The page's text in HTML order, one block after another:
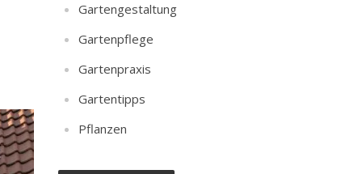
Gartengestaltung
Gartenpflege
Gartenpraxis
Gartentipps
Pflanzen